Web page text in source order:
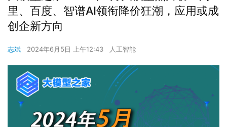
里、百度、智谱AI领衔降价狂潮，应用或成
创企新方向
志斌 2024年6月5日 上午12:43 人工智能